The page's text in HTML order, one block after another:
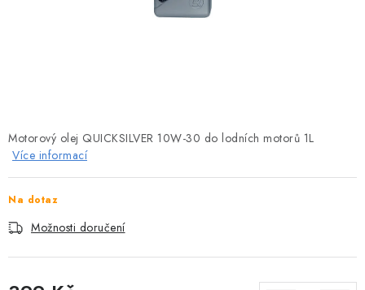
PRAMICE A MOTOROVÉ VESLICE
PLASTOVÉ LODĚ A ČLUNY
ŠLAPADLA
VODNÍ SKŮTRY
Motorový olej QUICKSILVER 10W-30 do lodních motorů 1L
Více informací
Na dotaz
Možnosti doručení